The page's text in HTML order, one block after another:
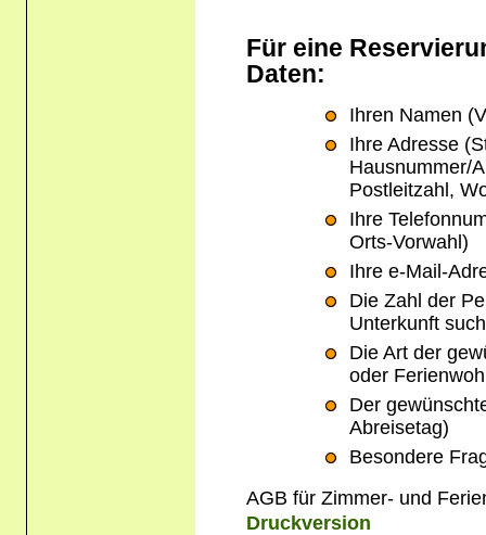
Für eine
Daten:
Ihren Namen
Ihre Adresse
Hausnummer/
Postleitzahl,
Ihre
Orts-Vorwahl)
Ihre e-Mail-
Die Zahl der
Unterkunft
Die Art der
oder
Der
Abreisetag)
Besondere
AGB für Zimmer- und
Druckversion